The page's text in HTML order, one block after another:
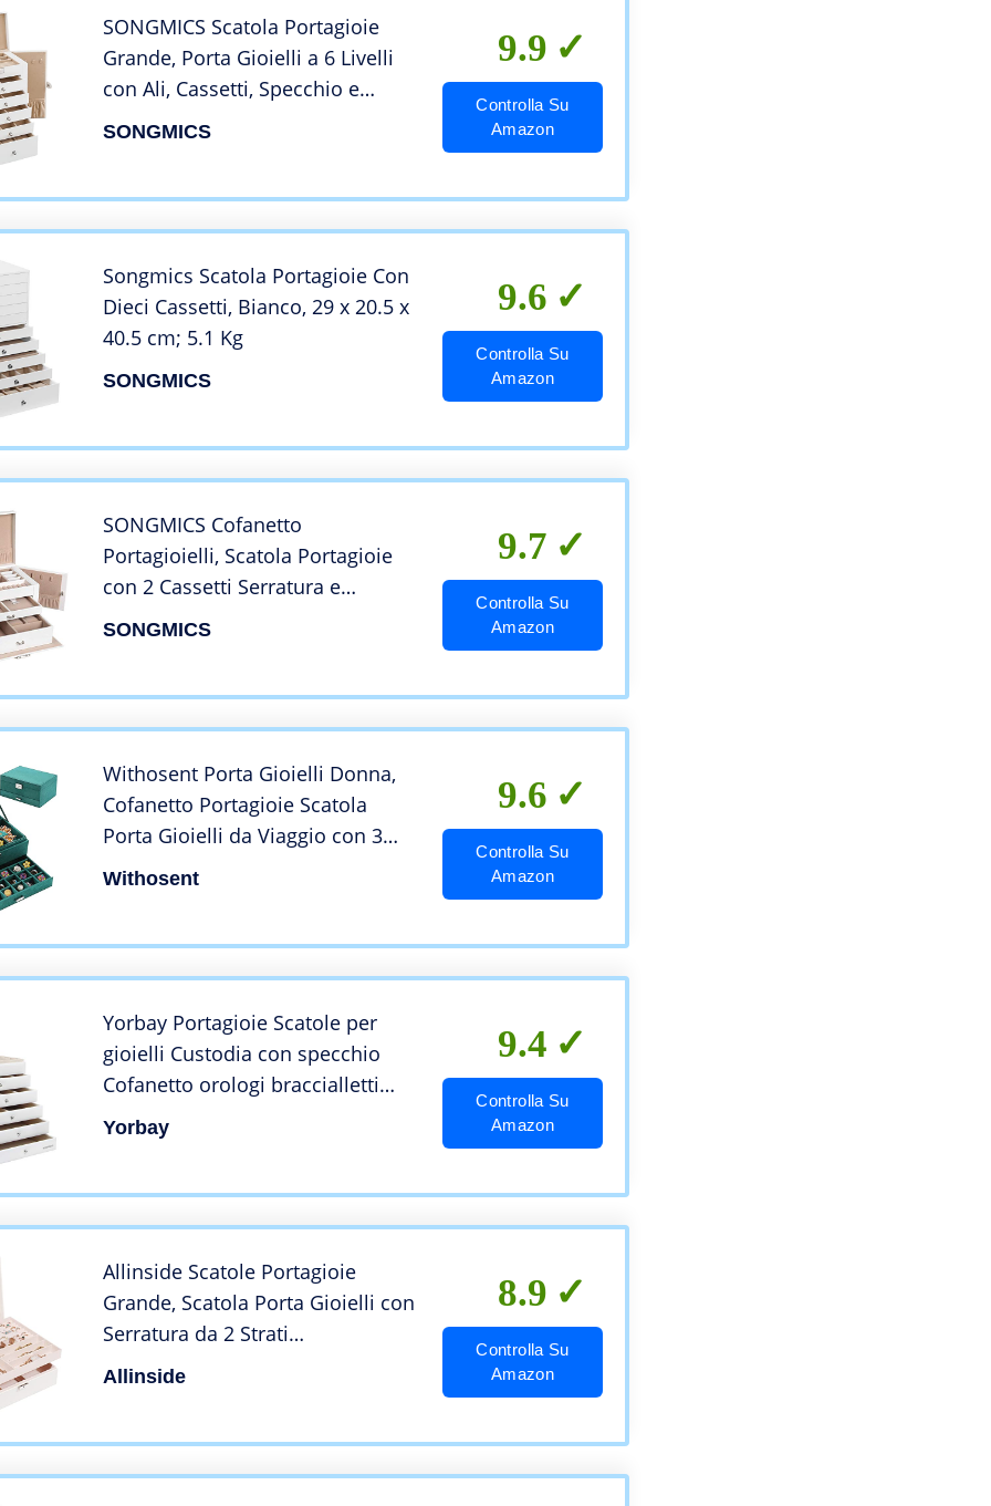
SONGMICS Scatola Portagioie
Grande, Porta Gioielli a 6 Livelli
con Ali, Cassetti, Specchio e
Chiusura, per Braccialetti
SONGMICS
9.9
Controlla Su
Amazon
Songmics Scatola Portagioie Con
Dieci Cassetti, Bianco, ‎29 x 20.5 x
40.5 cm; 5.1 Kg
SONGMICS
9.6
Controlla Su
Amazon
SONGMICS Cofanetto
Portagioielli, Scatola Portagioie
con 2 Cassetti Serratura e
Specchio, Custodia da Viaggio,
SONGMICS
9.7
Controlla Su
Amazon
Withosent Porta Gioielli Donna,
Cofanetto Portagioie Scatola
Porta Gioielli da Viaggio con 3
Strati di Gioielli Serrature a
Withosent
9.6
Controlla Su
Amazon
Yorbay Portagioie Scatole per
gioielli Custodia con specchio
Cofanetto orologi braccialletti
anelli (5 cassetti, Bianco)
Riutilizzabile
Yorbay
9.4
Controlla Su
Amazon
Allinside Scatole Portagioie
Grande, Scatola Porta Gioielli con
Serratura da 2 Strati
Organizzatore di Gioielli in Pelle
Allinside
8.9
Controlla Su
Amazon